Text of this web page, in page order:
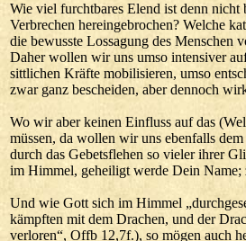
Wie viel furchtbares Elend ist denn
Verbrechen hereingebrochen? Welche
die bewusste Lossagung des Menschen
Daher wollen wir uns umso intensiver
sittlichen Kräfte mobilisieren, umso
zwar ganz bescheiden, aber dennoch
Wo wir aber keinen Einfluss auf das
müssen, da wollen wir uns ebenfalls
durch das Gebetsflehen so vieler ihrer
im Himmel, geheiligt werde Dein
Und wie Gott sich im Himmel
kämpften mit dem Drachen, und der
verloren“, Offb 12,7f.), so mögen auch